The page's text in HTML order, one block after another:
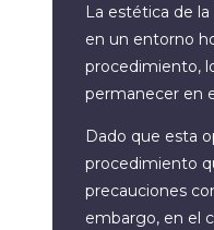
La estética de
en un entorno
procedimiento,
permanecer en
Dado que esta
procedimiento
precauciones
embargo, en el